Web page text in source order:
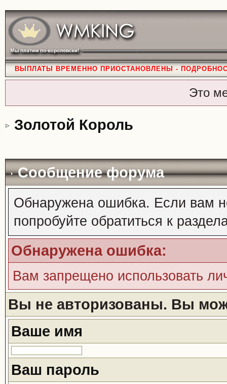
ВЫПЛАТЫ ВРЕМЕННО ПРИОСТАНОВЛЕНЫ -
Это
Золотой Король
Сообщение форума
Обнаружена ошибка. Если вам
попробуйте обратиться к
Обнаружена ошибка:
Вам запрещено использовать
Вы не авторизованы. Вы
Ваше имя
Ваш пароль